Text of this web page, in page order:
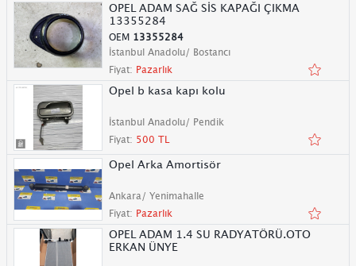
OPEL ADAM SAĞ SİS KAPAĞI ÇIKMA
13355284
OEM 13355284
İstanbul Anadolu/ Bostancı
Fiyat: Pazarlık
Opel b kasa kapı kolu
İstanbul Anadolu/ Pendik
Fiyat: 500 TL
Opel Arka Amortisör
Ankara/ Yenimahalle
Fiyat: Pazarlık
OPEL ADAM 1.4 SU RADYATÖRÜ.OTO
ERKAN ÜNYE